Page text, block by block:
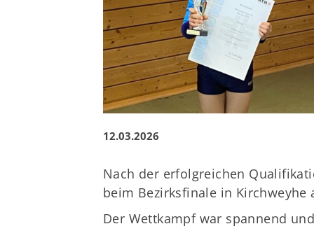
12.03.2026
Nach der erfolgreichen
beim Bezirksfinale in Kirchweyhe
Der Wettkampf war spannend